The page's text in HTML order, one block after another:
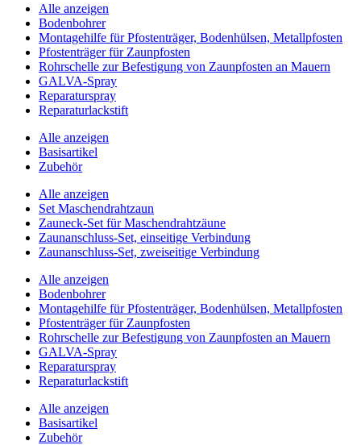
Alle anzeigen
Bodenbohrer
Montagehilfe für Pfostenträger, Bodenhülsen, Metallpfosten
Pfostenträger für Zaunpfosten
Rohrschelle zur Befestigung von Zaunpfosten an Mauern
GALVA-Spray
Reparaturspray
Reparaturlackstift
Alle anzeigen
Basisartikel
Zubehör
Alle anzeigen
Set Maschendrahtzaun
Zauneck-Set für Maschendrahtzäune
Zaunanschluss-Set, einseitige Verbindung
Zaunanschluss-Set, zweiseitige Verbindung
Alle anzeigen
Bodenbohrer
Montagehilfe für Pfostenträger, Bodenhülsen, Metallpfosten
Pfostenträger für Zaunpfosten
Rohrschelle zur Befestigung von Zaunpfosten an Mauern
GALVA-Spray
Reparaturspray
Reparaturlackstift
Alle anzeigen
Basisartikel
Zubehör